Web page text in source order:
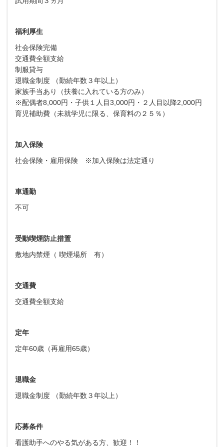
福利厚生
社会保険完備
交通費全額支給
制服貸与
退職金制度 （勤続年数３年以上）
家族手当あり（扶養に入れている方のみ）
※配偶者8,000円・子供１人目3,000円・２人目以降2,000円
育児補助費（未就学児に限る、保育料の２５％）
加入保険
社会保険・雇用保険 ※加入保険は法定通り
車通勤
不可
受動喫煙防止措置
敷地内禁煙（ 喫煙場所 有）
交通費
交通費全額支給
定年
定年60歳（再雇用65歳）
退職金
退職金制度 （勤続年数３年以上）
応募条件
看護助手へのやる気がある方、歓迎！！